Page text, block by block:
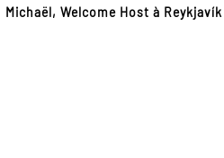
Michaël, Welcome Host à Reykjavík